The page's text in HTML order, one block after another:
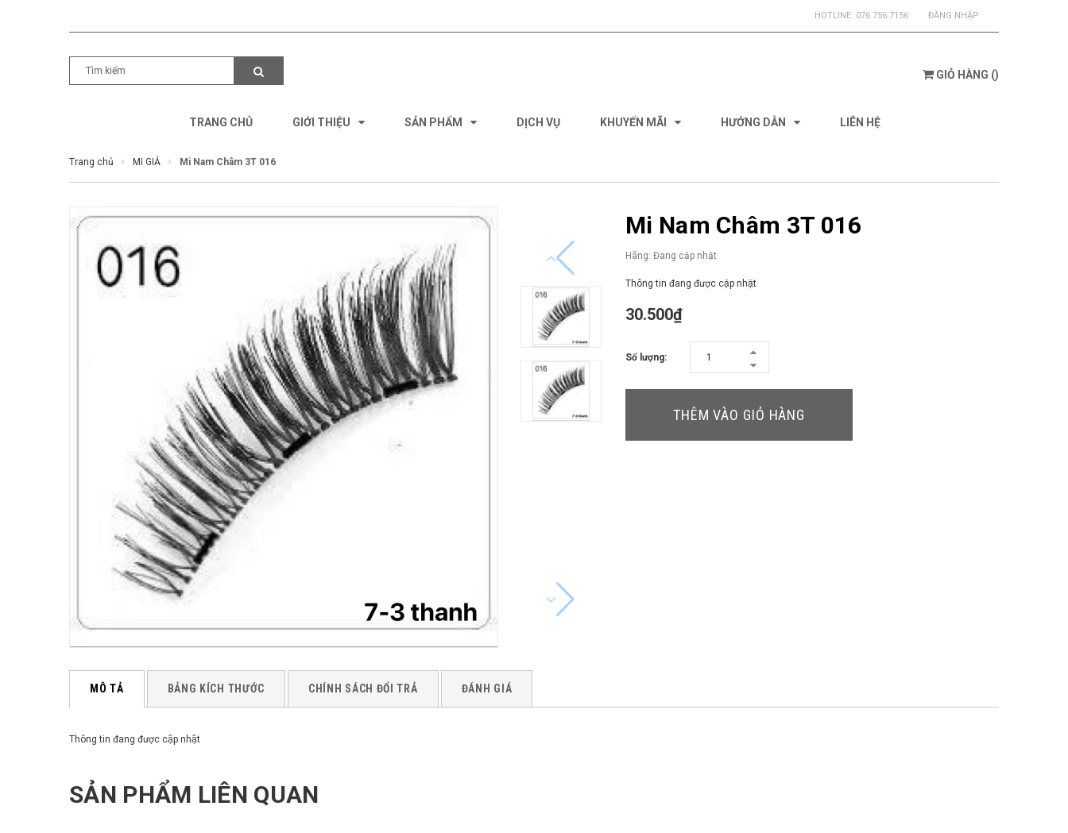
HOTLINE: 076.756.7156 ĐĂNG NHẬP
GIỎ HÀNG ()
TRANG CHỦ GIỚI THIỆU SẢN PHẨM DỊCH VỤ KHUYẾN MÃI HƯỚNG DẪN LIÊN HỆ
Trang chủ MI GIẢ Mi Nam Châm 3T 016
Mi Nam Châm 3T 016
Hãng: Đang cập nhật
Thông tin đang được cập nhật
30.500₫
Số lượng:
THÊM VÀO GIỎ HÀNG
MÔ TẢ BẢNG KÍCH THƯỚC CHÍNH SÁCH ĐỔI TRẢ ĐÁNH GIÁ
Thông tin đang được cập nhật
SẢN PHẨM LIÊN QUAN